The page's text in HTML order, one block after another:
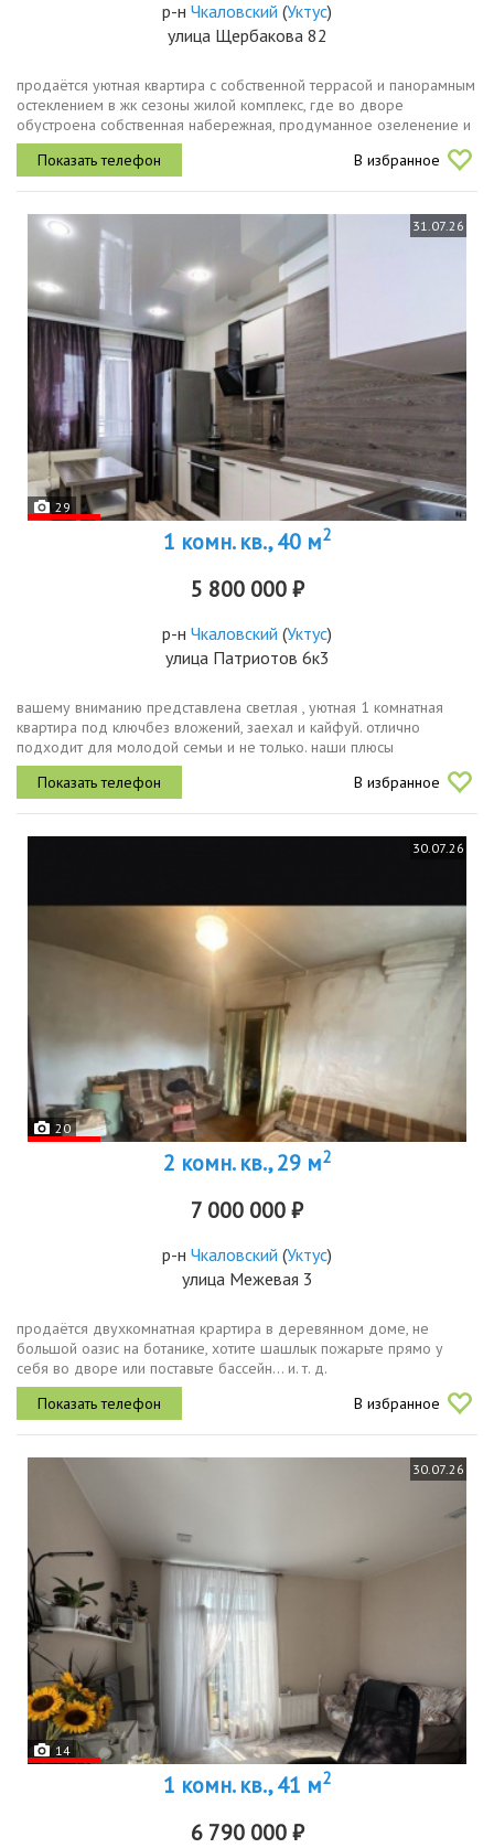
р-н Чкаловский (Уктус)
улица Щербакова 82
продаётся уютная квартира с собственной террасой и панорамным
остеклением в жк сезоны жилой комплекс, где во дворе
обустроена собственная набережная, продуманное озеленение и
прогулочные зоны задают совсем другой уровень комфорта.
микрорайон новый...
В избранное
31.07.26
29
1 комн. кв., 40 м2
5 800 000 ₽
р-н Чкаловский (Уктус)
улица Патриотов 6к3
вашему вниманию представлена светлая , уютная 1 комнатная
квартира под ключбез вложений, заехал и кайфуй. отлично
подходит для молодой семьи и не только. наши плюсы
произведен качественный ремонтбольшая комната разделена на
спальную и гостиную, что...
В избранное
30.07.26
20
2 комн. кв., 29 м2
7 000 000 ₽
р-н Чкаловский (Уктус)
улица Межевая 3
продаётся двухкомнатная крартира в деревянном доме, не
большой оазис на ботанике, хотите шашлык пожарьте прямо у
себя во дворе или поставьте бассейн... и. т. д.
В избранное
30.07.26
14
1 комн. кв., 41 м2
6 790 000 ₽